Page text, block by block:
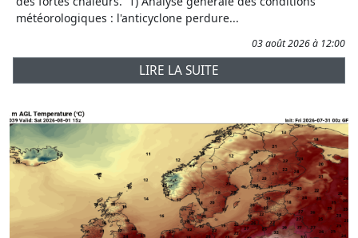
météorologiques : l'anticyclone perdure...
03 août 2026 à 12:00
LIRE LA SUITE